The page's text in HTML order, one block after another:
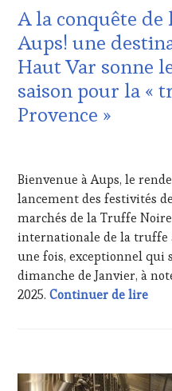
WINE
TOURISM
FAME,
WINE
TOURISM
TOUR,
TOURISM
A la conquête de
Aups! une
Haut Var sonne
saison pour la «
Provence »
2024
Bienvenue à Aups, le
lancement des festivités
marchés de la Truffe
internationale de la truffe
une fois, exceptionnel qui
dimanche de Janvier, à
2025.Continuer de lireA
CLUB